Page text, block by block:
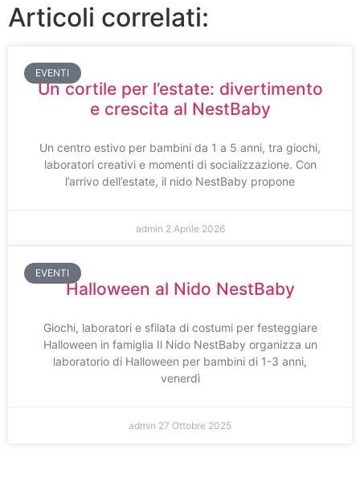
Articoli correlati:
EVENTI
Un cortile per l’estate: divertimento
e crescita al NestBaby
Un centro estivo per bambini da 1 a 5 anni, tra giochi,
laboratori creativi e momenti di socializzazione. Con
l’arrivo dell’estate, il nido NestBaby propone
admin 2 Aprile 2026
EVENTI
Halloween al Nido NestBaby
Giochi, laboratori e sfilata di costumi per festeggiare
Halloween in famiglia Il Nido NestBaby organizza un
laboratorio di Halloween per bambini di 1-3 anni,
venerdì
admin 27 Ottobre 2025